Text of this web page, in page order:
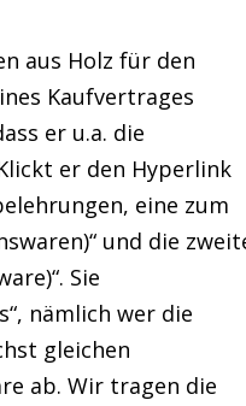
aus Holz für den
Kaufvertrages
er u.a. die
er den Hyperlink
eine zum
und die
Sie
nämlich wer die
gleichen
ab. Wir tragen die